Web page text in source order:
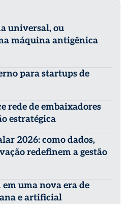
universal, ou
máquina antigênica
para startups de
rede de embaixadores
estratégica
2026: como dados,
redefinem a gestão
uma nova era de
e artificial